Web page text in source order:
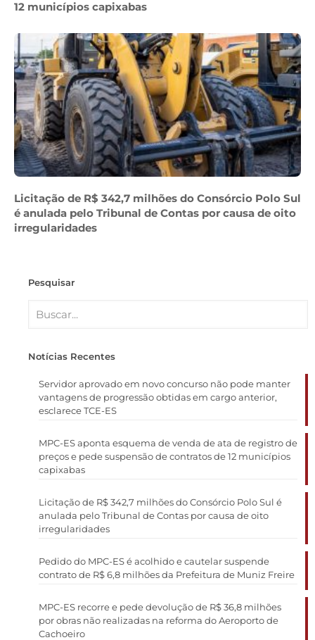
12 municípios capixabas
Licitação de R$ 342,7 milhões do Consórcio Polo Sul
é anulada pelo Tribunal de Contas por causa de oito
irregularidades
Pesquisar
Notícias Recentes
Servidor aprovado em novo concurso não pode manter
vantagens de progressão obtidas em cargo anterior,
esclarece TCE-ES
MPC-ES aponta esquema de venda de ata de registro de
preços e pede suspensão de contratos de 12 municípios
capixabas
Licitação de R$ 342,7 milhões do Consórcio Polo Sul é
anulada pelo Tribunal de Contas por causa de oito
irregularidades
Pedido do MPC-ES é acolhido e cautelar suspende
contrato de R$ 6,8 milhões da Prefeitura de Muniz Freire
MPC-ES recorre e pede devolução de R$ 36,8 milhões
por obras não realizadas na reforma do Aeroporto de
Cachoeiro